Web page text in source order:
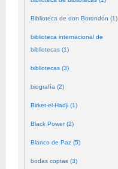
Biblioteca de don Borondón (1)
biblioteca internacional de
bibliotecas (1)
bibliotecas (3)
biografía (2)
Birket-el-Hadji (1)
Black Power (2)
Blanco de Paz (5)
bodas coptas (3)